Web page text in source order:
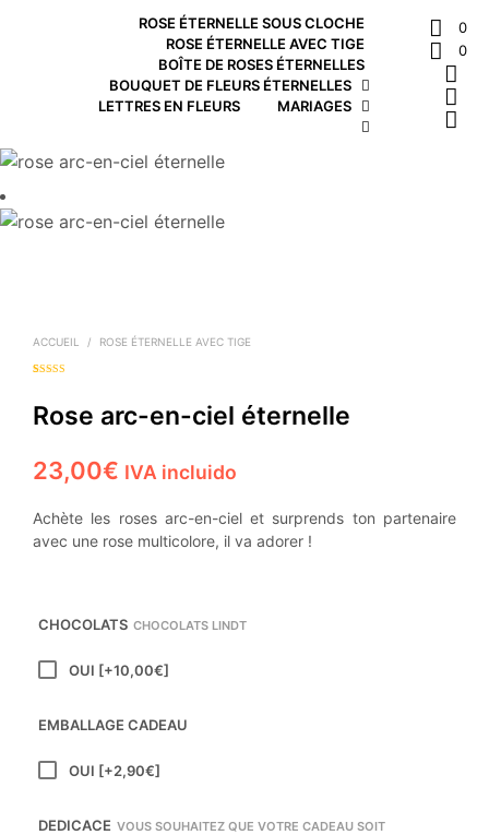
ROSE ÉTERNELLE SOUS CLOCHE
ROSE ÉTERNELLE AVEC TIGE
BOÎTE DE ROSES ÉTERNELLES
BOUQUET DE FLEURS ÉTERNELLES
LETTRES EN FLEURS
MARIAGES
0
0
ACCUEIL / ROSE ÉTERNELLE AVEC TIGE
notation
client
Rose arc-en-ciel éternelle
23,00€ IVA incluido
Achète les roses arc-en-ciel et surprends ton partenaire
avec une rose multicolore, il va adorer !
CHOCOLATS CHOCOLATS LINDT
OUI [+10,00€]
EMBALLAGE CADEAU
OUI [+2,90€]
DEDICACE VOUS SOUHAITEZ QUE VOTRE CADEAU SOIT